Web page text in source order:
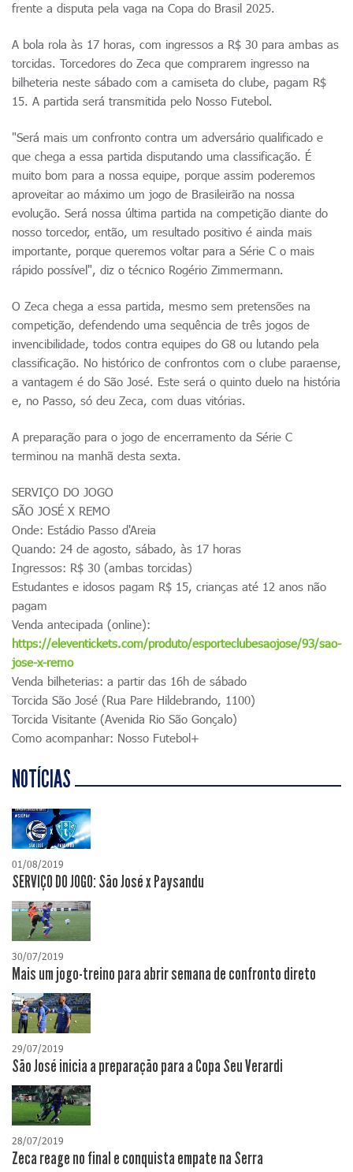
frente a disputa pela vaga na Copa do Brasil 2025.
A bola rola às 17 horas, com ingressos a R$ 30 para ambas as
torcidas. Torcedores do Zeca que comprarem ingresso na
bilheteria neste sábado com a camiseta do clube, pagam R$
15. A partida será transmitida pelo Nosso Futebol.
"Será mais um confronto contra um adversário qualificado e
que chega a essa partida disputando uma classificação. É
muito bom para a nossa equipe, porque assim poderemos
aproveitar ao máximo um jogo de Brasileirão na nossa
evolução. Será nossa última partida na competição diante do
nosso torcedor, então, um resultado positivo é ainda mais
importante, porque queremos voltar para a Série C o mais
rápido possível", diz o técnico Rogério Zimmermann.
O Zeca chega a essa partida, mesmo sem pretensões na
competição, defendendo uma sequência de três jogos de
invencibilidade, todos contra equipes do G8 ou lutando pela
classificação. No histórico de confrontos com o clube paraense,
a vantagem é do São José. Este será o quinto duelo na história
e, no Passo, só deu Zeca, com duas vitórias.
A preparação para o jogo de encerramento da Série C
terminou na manhã desta sexta.
SERVIÇO DO JOGO
SÃO JOSÉ X REMO
Onde: Estádio Passo d'Areia
Quando: 24 de agosto, sábado, às 17 horas
Ingressos: R$ 30 (ambas torcidas)
Estudantes e idosos pagam R$ 15, crianças até 12 anos não
pagam
Venda antecipada (online):
https://eleventickets.com/produto/esporteclubesaojose/93/sao-
jose-x-remo
Venda bilheterias: a partir das 16h de sábado
Torcida São José (Rua Pare Hildebrando, 1100)
Torcida Visitante (Avenida Rio São Gonçalo)
Como acompanhar: Nosso Futebol+
NOTÍCIAS
01/08/2019
SERVIÇO DO JOGO: São José x Paysandu
30/07/2019
Mais um jogo-treino para abrir semana de confronto direto
29/07/2019
São José inicia a preparação para a Copa Seu Verardi
28/07/2019
Zeca reage no final e conquista empate na Serra